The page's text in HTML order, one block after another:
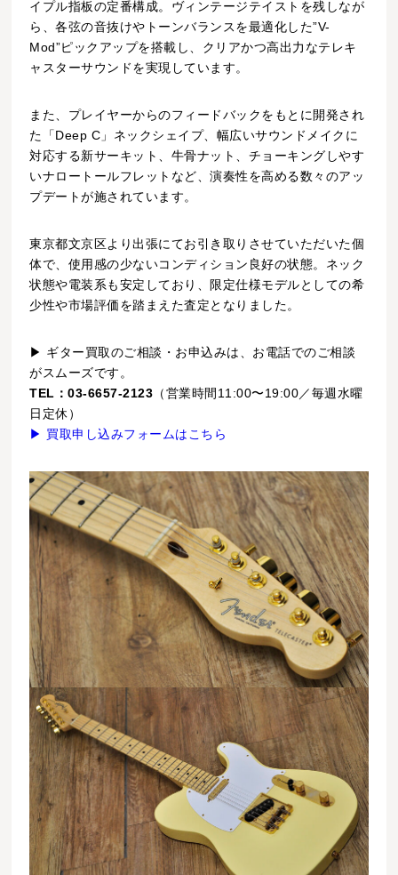
イプル指板の定番構成。ヴィンテージテイストを残しなが
ら、各弦の音抜けやトーンバランスを最適化した”V-
Mod”ピックアップを搭載し、クリアかつ高出力なテレキ
ャスターサウンドを実現しています。
また、プレイヤーからのフィードバックをもとに開発され
た「Deep C」ネックシェイプ、幅広いサウンドメイクに
対応する新サーキット、牛骨ナット、チョーキングしやす
いナロートールフレットなど、演奏性を高める数々のアッ
プデートが施されています。
東京都文京区より出張にてお引き取りさせていただいた個
体で、使用感の少ないコンディション良好の状態。ネック
状態や電装系も安定しており、限定仕様モデルとしての希
少性や市場評価を踏まえた査定となりました。
▶ ギター買取のご相談・お申込みは、お電話でのご相談
がスムーズです。
TEL：03-6657-2123 （営業時間11:00〜19:00／毎週水曜
日定休）
▶ 買取申し込みフォームはこちら